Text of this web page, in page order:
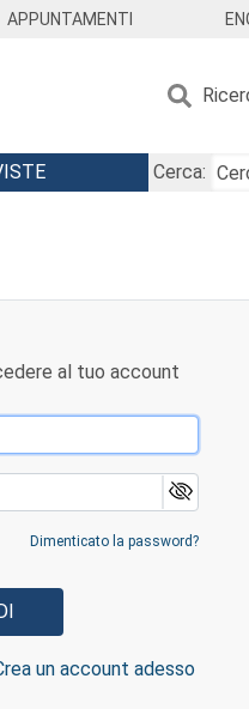
APPUNTAMENTI
Cerca:
al tuo account
Dimenticato la password?
un account adesso